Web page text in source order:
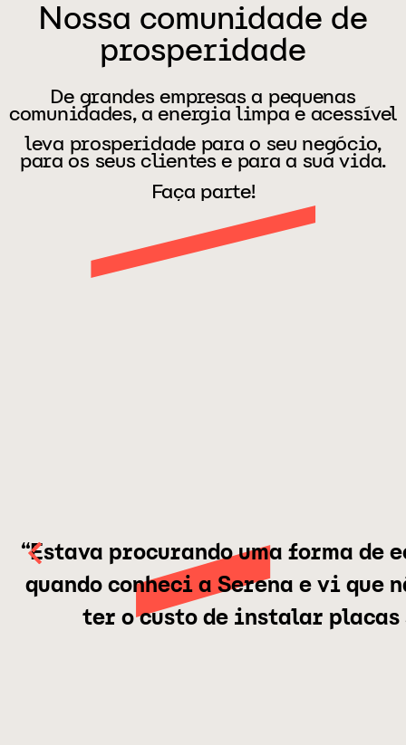
Nossa comunidade de
prosperidade
De grandes empresas a pequenas
comunidades, a energia limpa e acessível
leva prosperidade para o seu negócio,
para os seus clientes e para a sua vida.
Faça parte!
“Estava procurando uma forma de
quando conheci a Serena e vi que
ter o custo de instalar placas